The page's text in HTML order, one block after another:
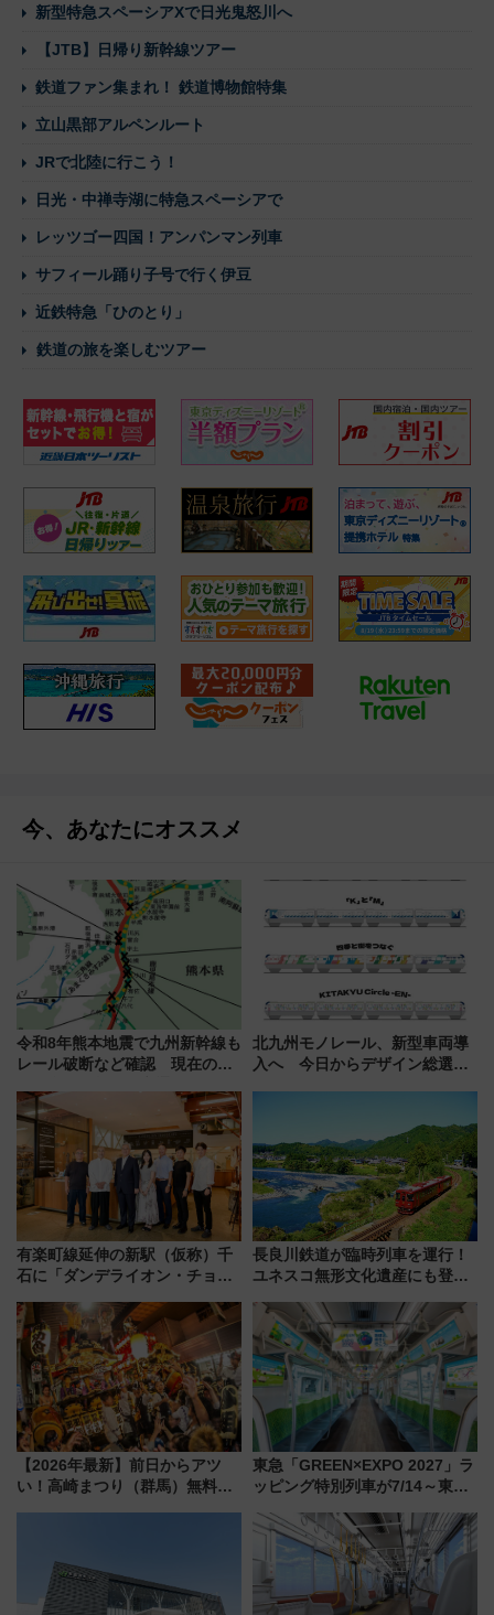
新型特急スペーシアXで日光鬼怒川へ
【JTB】日帰り新幹線ツアー
鉄道ファン集まれ！ 鉄道博物館特集
立山黒部アルペンルート
JRで北陸に行こう！
日光・中禅寺湖に特急スペーシアで
レッツゴー四国！アンパンマン列車
サフィール踊り子号で行く伊豆
近鉄特急「ひのとり」
鉄道の旅を楽しむツアー
今、あなたにオススメ
令和8年熊本地震で九州新幹線も
レール破断など確認 現在の運
響
北九州モノレール、新型車両導
入へ 今日からデザイン総選挙
有楽町線延伸の新駅（仮称）千
石に「ダンデライオン・チョコ
1億円出資で挑む新時代のまちづ
くりとは？
長良川鉄道が臨時列車を運行！
ユネスコ無形文化遺産にも登録
に 乗車には予約が必要
【2026年最新】前日からアツ
い！高崎まつり（群馬）無料観
東急「GREEN×EXPO 2027」ラ
ッピング特別列車が7/14～東
ー！ 注目の編成やデザインまと